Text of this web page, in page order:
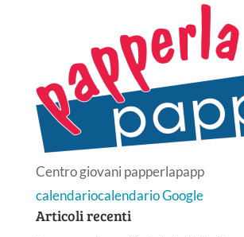
Centro giovani papperlapapp
calendariocalendario Google
Articoli recenti